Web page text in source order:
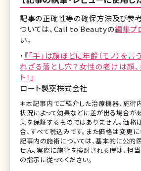
記事の正確性等の確保方法及び参
ついては、Call to Beautyの編集プ
い。
・ 『「手」は顔ほどに年齢（モノ）を
れざる落とし穴？女性の老けは顔、
ト！』
ロート製薬株式会社
＊本記事内でご紹介した治療機器、施術
状況によって効果などに差が出る場合が
果を保証するものではありません。価格
合、すべて税込みです。また価格は変更
記事内の施術については、基本的に公的
せん。実際に施術を検討される時は、担
の指示に従ってください。